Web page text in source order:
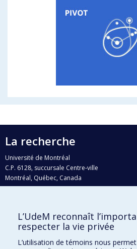
La recherche
Université de Montréal
C.P. 6128, succursale Centre-ville
Montréal, Québec, Canada
H3C 3J7
Qui fait quoi?
Nous trouver
L’UdeM reconnaît
respecter la vie privée
L’utilisation de témoins nous